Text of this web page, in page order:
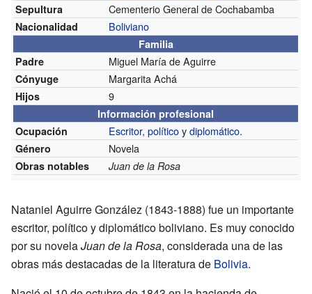
Sepultura Cementerio General de Cochabamba
Nacionalidad Boliviano
Familia
Padre
Miguel María de Aguirre
Cónyuge Margarita Achá
Hijos 9
Información profesional
Ocupación
Escritor,políticoydiplomático.
Género Novela
Obras notables Juan de la Rosa
Nataniel Aguirre González (1843-1888) fue un importante
escritor, político y diplomático boliviano. Es muy conocido
por su novelaJuan de la Rosa, considerada una de las
obras más destacadas de la literatura de Bolivia.